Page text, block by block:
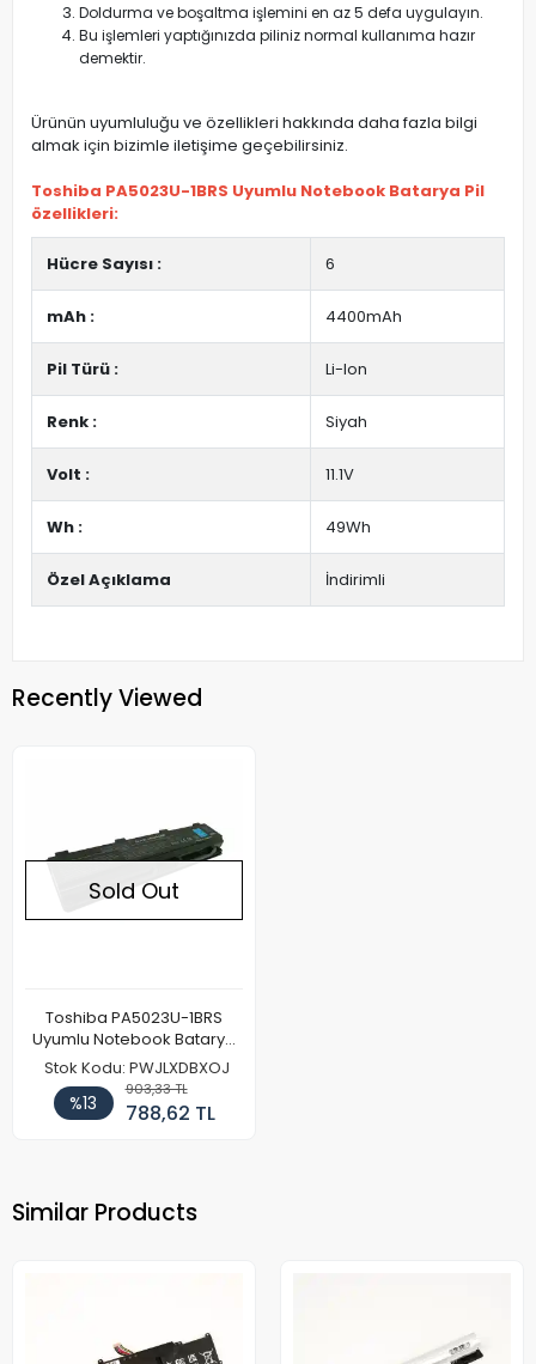
Doldurma ve boşaltma işlemini en az 5 defa uygulayın.
Bu işlemleri yaptığınızda piliniz normal kullanıma hazır
demektir.
Ürünün uyumluluğu ve özellikleri hakkında daha fazla bilgi
almak için bizimle iletişime geçebilirsiniz.
Toshiba PA5023U-1BRS Uyumlu Notebook Batarya Pil
özellikleri:
Hücre Sayısı : 6
mAh : 4400mAh
Pil Türü : Li-Ion
Renk : Siyah
Volt : 11.1V
Wh : 49Wh
Özel Açıklama İndirimli
Recently Viewed
Sold Out
Toshiba PA5023U-1BRS
Uyumlu Notebook Batarya
Pil
Stok Kodu: PWJLXDBXOJ
%13
903,33 TL
788,62 TL
Similar Products